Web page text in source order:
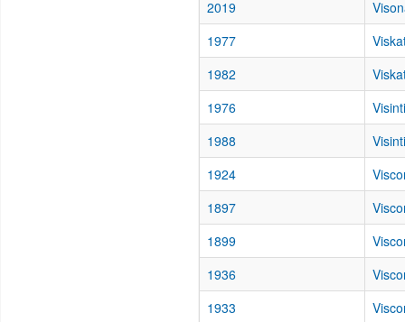
2019
1977
1982
1976
1988
1924
1897
1899
1936
1933